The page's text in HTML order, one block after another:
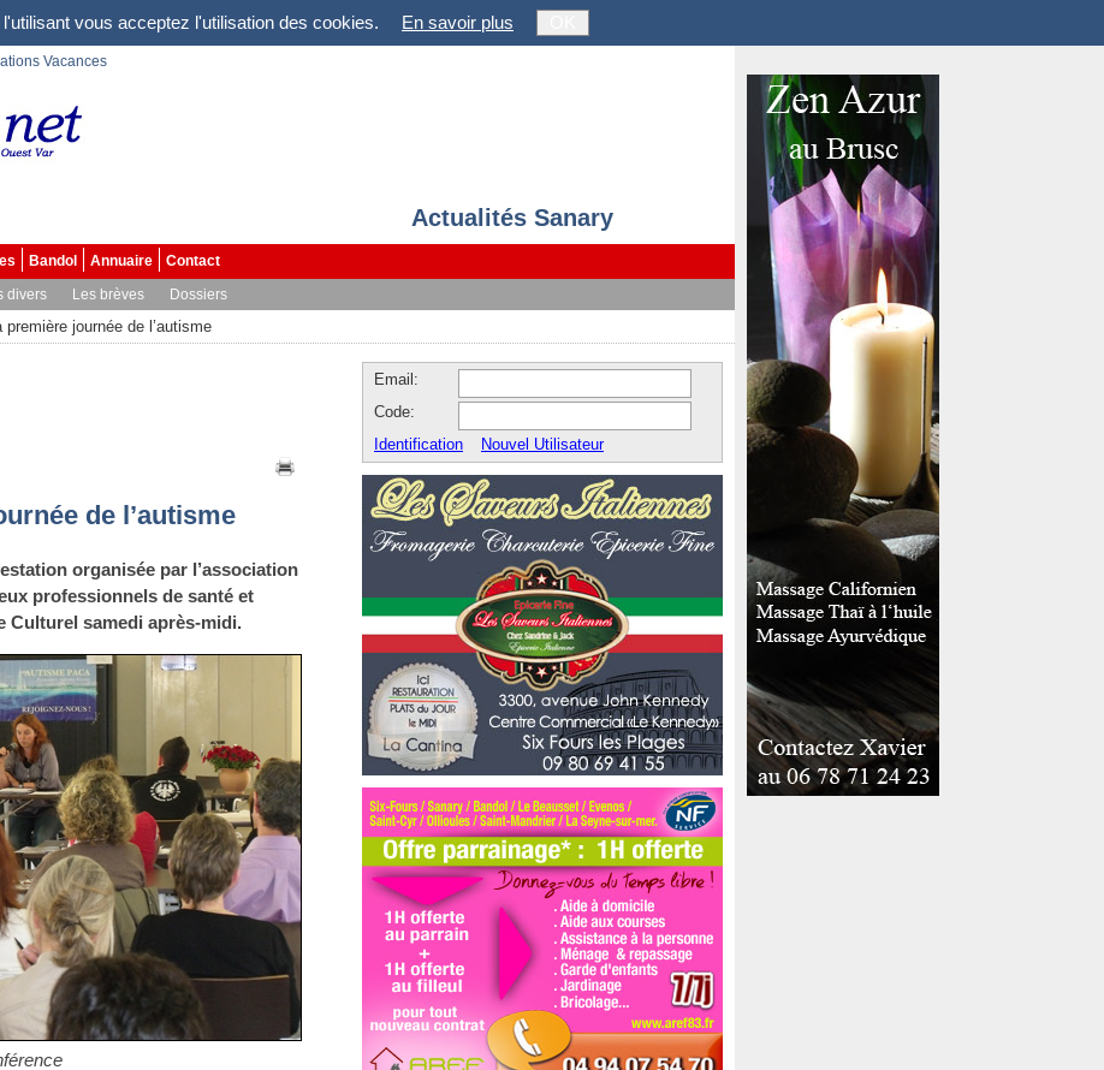
vous acceptez l'utilisation des cookies. En savoir plus
Vacances
Actualités Sanary
Bandol Annuaire
Contact
divers Les brèves Dossiers
journée de l’autisme
de l’autisme
organisée par l’association
professionnels de santé et
Culturel samedi après-midi.
Email:
Code:
Identification
Nouvel Utilisateur